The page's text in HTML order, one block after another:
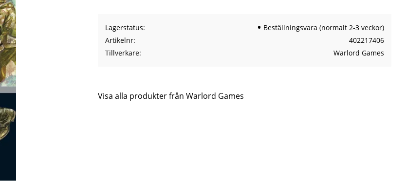
Lagerstatus
Beställningsvara (normalt 2-3 veckor)
Artikelnr
402217406
Tillverkare
Warlord Games
Visa alla produkter från Warlord Games